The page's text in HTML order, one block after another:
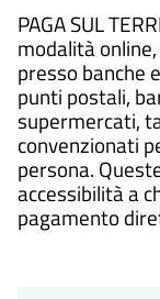
PAGA SUL
modalità
presso banche
punti postali,
supermercati,
convenzionati
persona.
accessibilità a
pagamento